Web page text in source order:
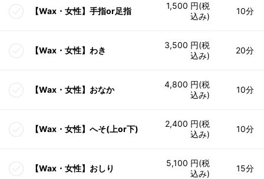
【Wax・女性】手指or足指
1,500 円(税
込み)
10分
【Wax・女性】わき
3,500 円(税
込み)
20分
【Wax・女性】おなか
4,800 円(税
込み)
10分
【Wax・女性】へそ(上or下)
2,400 円(税
込み)
10分
【Wax・女性】おしり
5,100 円(税
込み)
15分